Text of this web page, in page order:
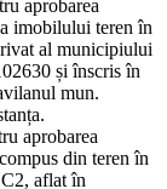
aprobarea
imobilului teren în
al municipiului
și înscris în
mun.
aprobarea
din teren în
aflat în